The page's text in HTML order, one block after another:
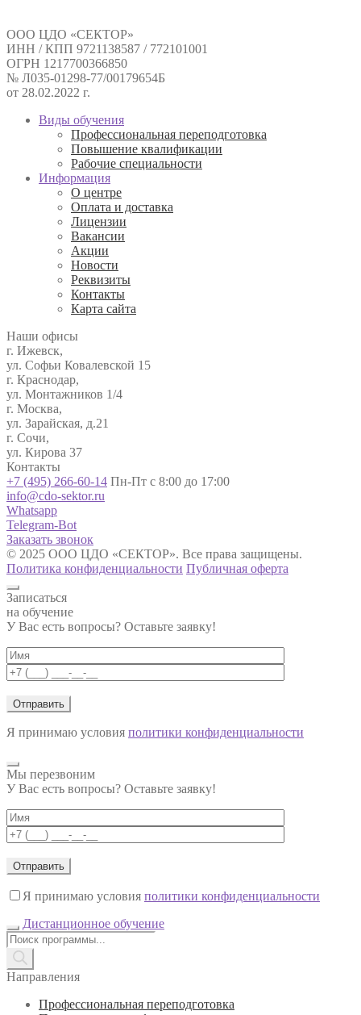
ООО ЦДО «СЕКТОР»
ИНН / КПП 9721138587 / 772101001
ОГРН 1217700366850
№ Л035-01298-77/00179654Б
от 28.02.2022 г.
Виды обучения
Профессиональная переподготовка
Повышение квалификации
Рабочие специальности
Информация
О центре
Оплата и доставка
Лицензии
Вакансии
Акции
Новости
Реквизиты
Контакты
Карта сайта
Наши офисы
г. Ижевск,
ул. Софьи Ковалевской 15
г. Краснодар,
ул. Монтажников 1/4
г. Москва,
ул. Зарайская, д.21
г. Сочи,
ул. Кирова 37
Контакты
+7 (495) 266-60-14 Пн-Пт с 8:00 до 17:00
info@cdo-sektor.ru
Whatsapp
Telegram-Bot
Заказать звонок
© 2025 ООО ЦДО «СЕКТОР». Все права защищены.
Политика конфиденциальности Публичная оферта
Записаться
на обучение
У Вас есть вопросы? Оставьте заявку!
Я принимаю условия политики конфиденциальности
Мы перезвоним
У Вас есть вопросы? Оставьте заявку!
Я принимаю условия политики конфиденциальности
Дистанционное обучение
Поиск
товаров
Направления
Профессиональная переподготовка